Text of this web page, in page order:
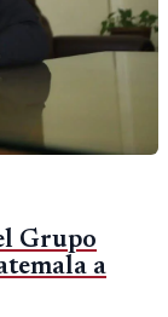
Grupo
a